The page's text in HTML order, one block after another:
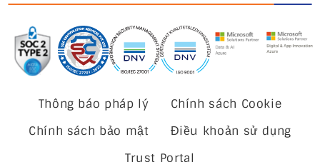
Thông báo pháp lý
Chính sách Cookie
Chính sách bảo mật
Điều khoản sử dụng
Trust Portal